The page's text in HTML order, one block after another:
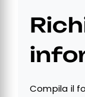
Compila il